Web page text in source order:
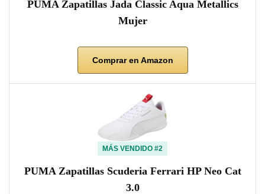
PUMA Zapatillas Jada Classic Aqua Metallics
Mujer
Comprar en Amazon
MÁS VENDIDO #2
PUMA Zapatillas Scuderia Ferrari HP Neo Cat
3.0